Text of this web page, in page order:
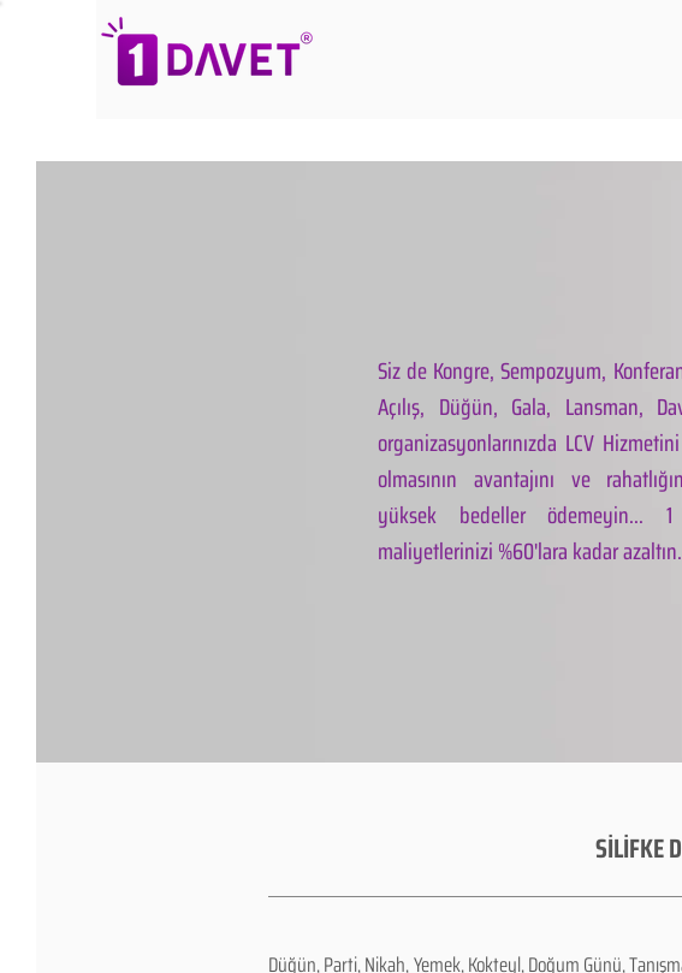
Siz de Kongre, Sempozyum,
Açılış, Düğün, Gala, Lansman,
organizasyonlarınızda LCV
olmasının avantajını ve
yüksek bedeller ödemeyin...
maliyetlerinizi %60'lara kadar
SİLİFKE
Düğün, Parti, Nikah, Yemek, Kokteyl, Doğum Günü,